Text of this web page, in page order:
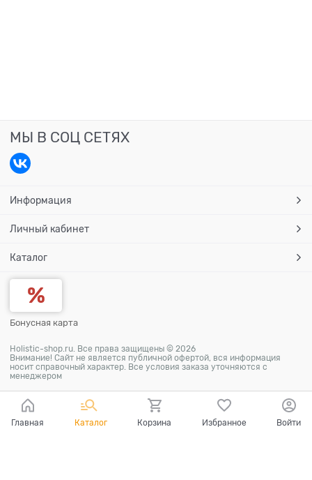
МЫ В СОЦ СЕТЯХ
Информация
Личный кабинет
Каталог
Бонусная карта
Holistic-shop.ru. Все права защищены © 2026
Внимание! Сайт не является публичной офертой, вся информация
носит справочный характер. Все условия заказа уточняются с
менеджером
Главная Каталог Корзина Избранное Войти